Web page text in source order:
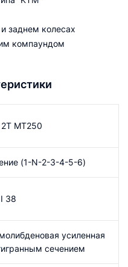
заднем колесах
компаундом
MT250
(1-N-2-3-4-5-6)
38
усиленная
сечением